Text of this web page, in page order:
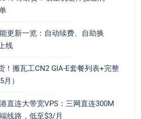
更新一览：自动续费、自助换
线
！搬瓦工CN2 GIA-E套餐列表+完整
）
直连大带宽VPS：三网直连300M
线路，低至$3/月